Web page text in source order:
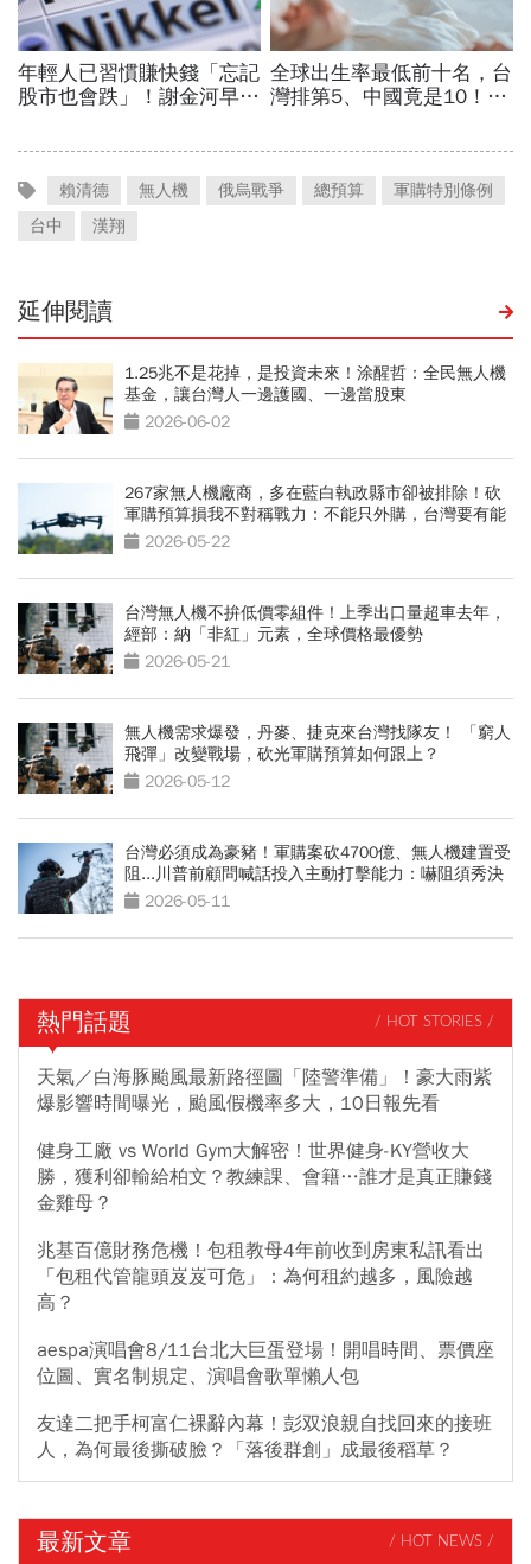
賴清德 無人機 俄烏戰爭 總預算
軍購特別條例
台中
漢翔
延伸閱讀
1.25兆不是花掉，是投資未來！涂醒哲：全民無人機
基金，讓台灣人一邊護國、一邊當股東
2026-06-02
267家無人機廠商，多在藍白執政縣市卻被排除！砍
軍購預算損我不對稱戰力：不能只外購，台灣要有能
力生產
2026-05-22
台灣無人機不拚低價零組件！上季出口量超車去年，
經部：納「非紅」元素，全球價格最優勢
2026-05-21
無人機需求爆發，丹麥、捷克來台灣找隊友！ 「窮人
飛彈」改變戰場，砍光軍購預算如何跟上？
2026-05-12
台灣必須成為豪豬！軍購案砍4700億、無人機建置受
阻...川普前顧問喊話投入主動打擊能力：嚇阻須秀決
心 2026-05-11
熱門話題 / HOT STORIES /
天氣／白海豚颱風最新路徑圖「陸警準備」！豪大雨紫
爆影響時間曝光，颱風假機率多大，10日報先看
健身工廠 vs World Gym大解密！世界健身-KY營收大
勝，獲利卻輸給柏文？教練課、會籍…誰才是真正賺錢
金雞母？
兆基百億財務危機！包租教母4年前收到房東私訊看出
「包租代管龍頭岌岌可危」：為何租約越多，風險越
高？
aespa演唱會8/11台北大巨蛋登場！開唱時間、票價座
位圖、實名制規定、演唱會歌單懶人包
友達二把手柯富仁裸辭內幕！彭双浪親自找回來的接班
人，為何最後撕破臉？「落後群創」成最後稻草？
最新文章 / HOT NEWS /